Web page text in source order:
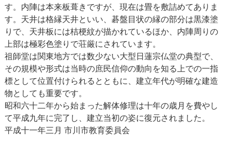
す。内陣は本来板葺きですが、現在は畳を敷詰めてありま
す。天井は格縁天井といい、碁盤目状の縁の部分は黒漆塗
りで、天井板には桔梗紋が描かれているほか、内陣周りの
上部は極彩色塗りで荘厳にされています。
祖師堂は関東地方では数少ない大型日蓮宗仏堂の典型で、
その規模や形式は当時の庶民信仰の動向を知る上での一指
標として位置付けられるとともに、建立年代が明確な建造
物としても重要です。
昭和六十二年から始まった解体修理は十年の歳月を費やし
て平成九年に完了し、建立当初の姿に復元されました。
平成十一年三月 市川市教育委員会